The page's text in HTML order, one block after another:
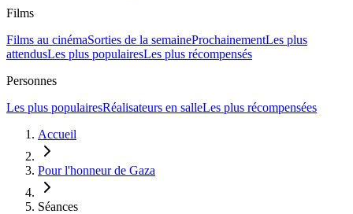
Films
Films au cinémaSorties de la semaineProchainementLes plus
attendusLes plus populairesLes plus récompensés
Personnes
Les plus populairesRéalisateurs en salleLes plus récompensées
Accueil
Pour l'honneur de Gaza
Séances